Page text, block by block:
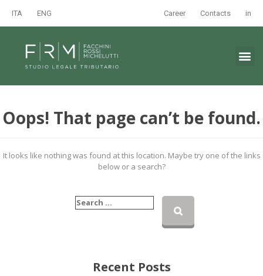
ITA ENG Career Contacts in
Oops! That page can’t be found.
It looks like nothing was found at this location. Maybe try one of the links
below or a search?
Recent Posts